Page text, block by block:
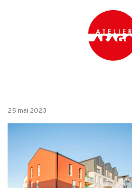
25 mai 2023